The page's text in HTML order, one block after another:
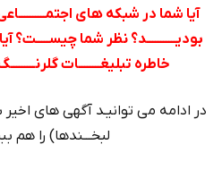
آیا شما در شبکه های اجتمــــــــــاعی
بودیـــــــــــد؟ نظر شما
خاطره تبلیغــــــــات
در ادامه می توانیـد آگهی های
لبخـــندها) را هم